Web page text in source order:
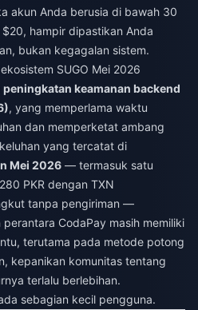
akun Anda berusia di bawah 30
hampir dipastikan Anda
bukan kegagalan sistem.
SUGO Mei 2026
peningkatan keamanan backend
, yang memperlama waktu
dan memperketat ambang
yang tercatat di
Mei 2026 — termasuk satu
PKR dengan TXN
tanpa pengiriman —
CodaPay masih memiliki
terutama pada metode potong
kepanikan komunitas tentang
terlalu berlebihan.
sebagian kecil pengguna.